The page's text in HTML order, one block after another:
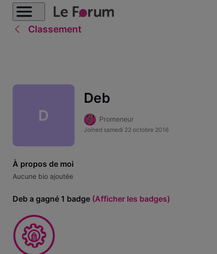
Classement
D
Deb
Promeneur
Joined samedi 22 octobre 2016
À propos de moi
Aucune bio ajoutée
Deb a gagné 1 badge(Afficher les badges)